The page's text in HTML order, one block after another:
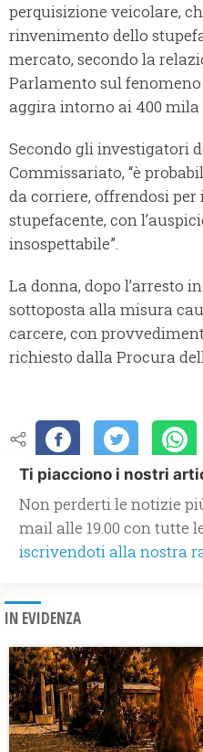
perquisizione veicolare,
rinvenimento dello
mercato, secondo la
Parlamento sul
aggira intorno ai 400 mila
Secondo gli investigatori
Commissariato, “è
da corriere, offrendosi
stupefacente, con
insospettabile”.
La donna, dopo l’arresto
sottoposta alla misura
carcere, con
richiesto dalla Procura
Ti piacciono i nostri
Non perderti le notizie
mail alle 19.00 con tutte
iscrivendoti alla nostra
IN EVIDENZA